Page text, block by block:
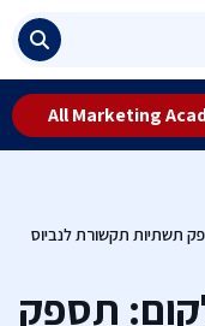
All Marketing
תשתיות תקשורת לנביוס
תספק